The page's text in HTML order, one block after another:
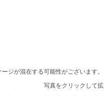
ジが混在する可能性がございます。
写真をクリックして